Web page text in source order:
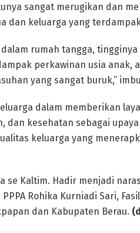
sangat merugikan dan
dan keluarga yang
rumah tangga,
perkawinan usia anak,
yang sangat buruk,”
dalam memberikan
kesehatan sebagai
keluarga yang
se Kaltim. Hadir menjadi
Rohika Kurniadi Sari,
dan Kabupaten Berau.